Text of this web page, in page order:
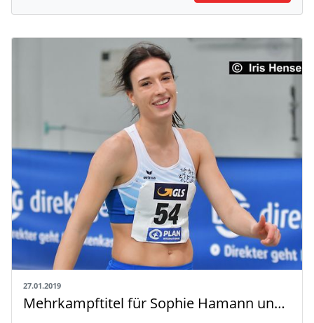
27.01.2019
Mehrkampftitel für Sophie Hamann und Felix Neudeck